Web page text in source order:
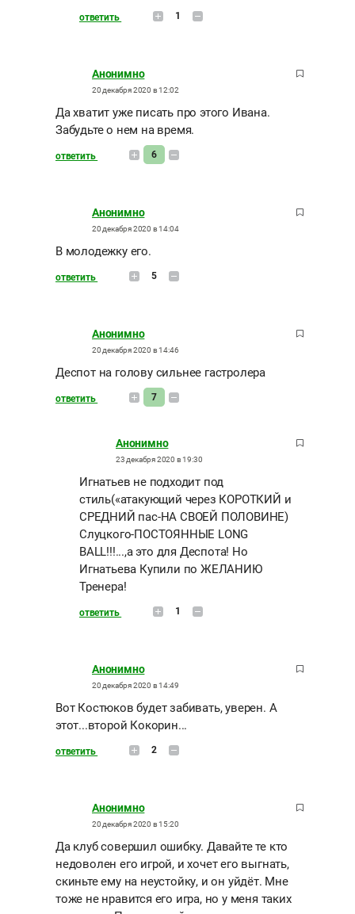
ответить 1
Анонимно
20 декабря 2020 в 12:02
Да хватит уже писать про этого Ивана.
Забудьте о нем на время.
ответить 6
Анонимно
20 декабря 2020 в 14:04
В молодежку его.
ответить 5
Анонимно
20 декабря 2020 в 14:46
Деспот на голову сильнее гастролера
ответить 7
Анонимно
23 декабря 2020 в 19:30
Игнатьев не подходит под
стиль(«атакующий через КОРОТКИЙ и
СРЕДНИЙ пас-НА СВОЕЙ ПОЛОВИНЕ)
Слуцкого-ПОСТОЯННЫЕ LONG
BALL!!!...,а это для Деспота! Но
Игнатьева Купили по ЖЕЛАНИЮ
Тренера!
ответить 1
Анонимно
20 декабря 2020 в 14:49
Вот Костюков будет забивать, уверен. А
этот...второй Кокорин...
ответить 2
Анонимно
20 декабря 2020 в 15:20
Да клуб совершил ошибку. Давайте те кто
недоволен его игрой, и хочет его выгнать,
скиньте ему на неустойку, и он уйдёт. Мне
тоже не нравится его игра, но у меня таких